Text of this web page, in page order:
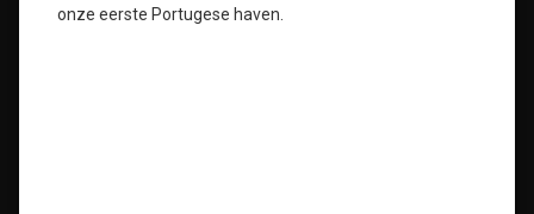
onze eerste Portugese haven.